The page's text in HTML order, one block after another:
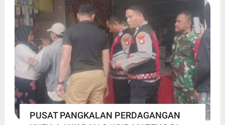
PUSAT PANGKALAN PERDAGANGAN